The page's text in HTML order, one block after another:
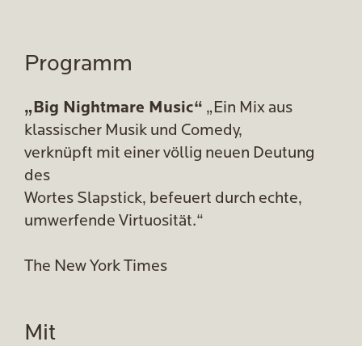
Programm
„Big Nightmare Music“ „Ein Mix aus
klassischer Musik und Comedy,
verknüpft mit einer völlig neuen Deutung
des
Wortes Slapstick, befeuert durch echte,
umwerfende Virtuosität.“
The New York Times
Mit